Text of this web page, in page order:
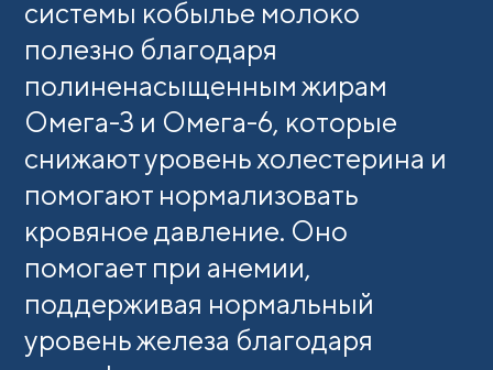
системы кобылье молоко
полезно благодаря
полиненасыщенным жирам
Омега-3 и Омега-6, которые
снижают уровень холестерина и
помогают нормализовать
кровяное давление. Оно
помогает при анемии,
поддерживая нормальный
уровень железа благодаря